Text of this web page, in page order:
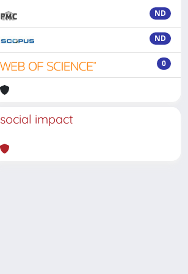
ND
ND
0
social impact